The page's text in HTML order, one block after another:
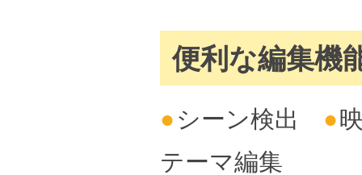
便利な編集機
● シーン検出 ●
テーマ編集